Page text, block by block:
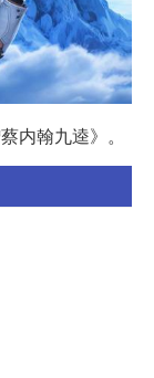
内翰九逵》。